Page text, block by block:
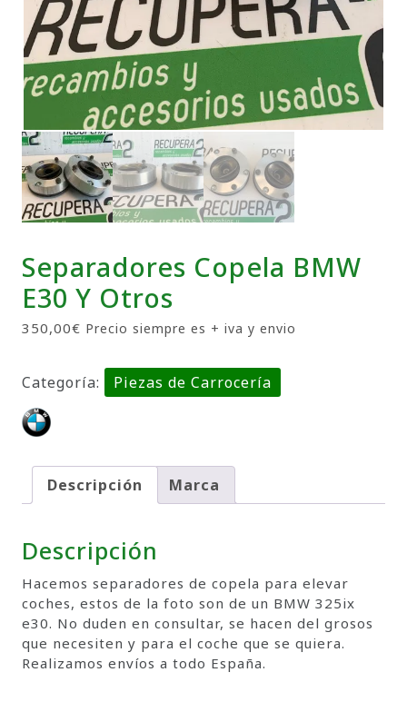
Separadores Copela BMW
E30 Y Otros
350,00€ Precio siempre es + iva y envio
Categoría: Piezas de Carrocería
Descripción Marca
Descripción
Hacemos separadores de copela para elevar
coches, estos de la foto son de un BMW 325ix
e30. No duden en consultar, se hacen del grosos
que necesiten y para el coche que se quiera.
Realizamos envíos a todo España.